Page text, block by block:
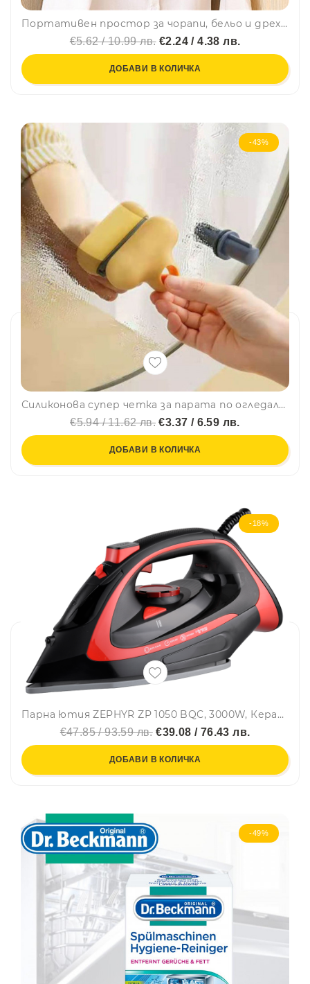
Портативен простор за чорапи, бельо и дрехи тип закачалка, пластмасов, BF22
€5.62 / 10.99 лв.€2.24 / 4.38 лв.
ДОБАВИ В КОЛИЧКА
-43%
Силиконова супер четка за парата по огледалото в банята MIRROR CLEANER
€5.94 / 11.62 лв. €3.37 / 6.59 лв.
ДОБАВИ В КОЛИЧКА
-18%
Парна ютия ZEPHYR ZP 1050 BQC, 3000W, Керамична плоча, Вертикално гладене, Самопочистване, Черен/червен
€47.85 / 93.59 лв.€39.08 / 76.43 лв.
ДОБАВИ В КОЛИЧКА
-49%